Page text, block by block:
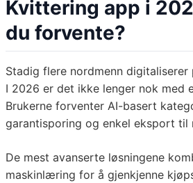
Kvittering app i
du forvente?
Stadig flere nordmenn digitaliserer
I 2026 er det ikke lenger nok med
Brukerne forventer AI-basert
garantisporing og enkel eksport til
De mest avanserte løsningene
maskinlæring for å gjenkjenne